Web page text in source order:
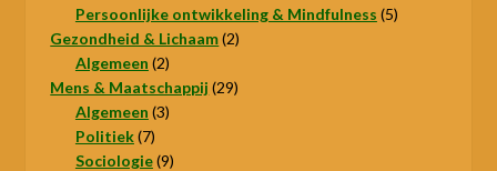
producten
Persoonlijke ontwikkeling & Mindfulness 55
Gezondheid & Lichaam 22
Algemeen 22
producten
Mens & Maatschappij 2929
Algemeen 33
Politiek 77
producten
Sociologie 99